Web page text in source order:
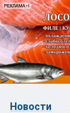
Новости